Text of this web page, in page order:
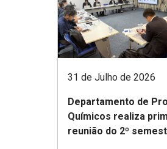
31 de Julho de 2026
Departamento de
Químicos realiza
reunião do 2º